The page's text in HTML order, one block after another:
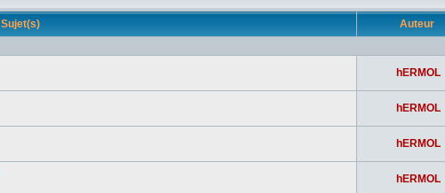
Sujet(s) Auteur
hERMOL
hERMOL
hERMOL
hERMOL